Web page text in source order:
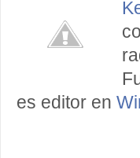
es editor en